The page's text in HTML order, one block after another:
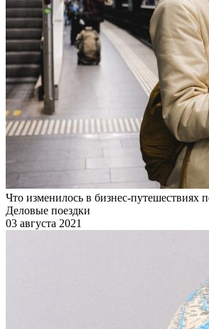
Что изменилось в бизнес-путешествиях
Деловые поездки
03 августа 2021